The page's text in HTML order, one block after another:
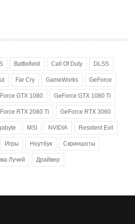
Battlefield Call Of Duty DLSS
Far Cry GameWorks GeForce
GTX 1080 GeForce GTX 1080 Ti
RTX 2080 Ti GeForce RTX 3060
MSI NVIDIA Resident Evil
Игры Ноутбук Скриншоты
Лучей Драйвер